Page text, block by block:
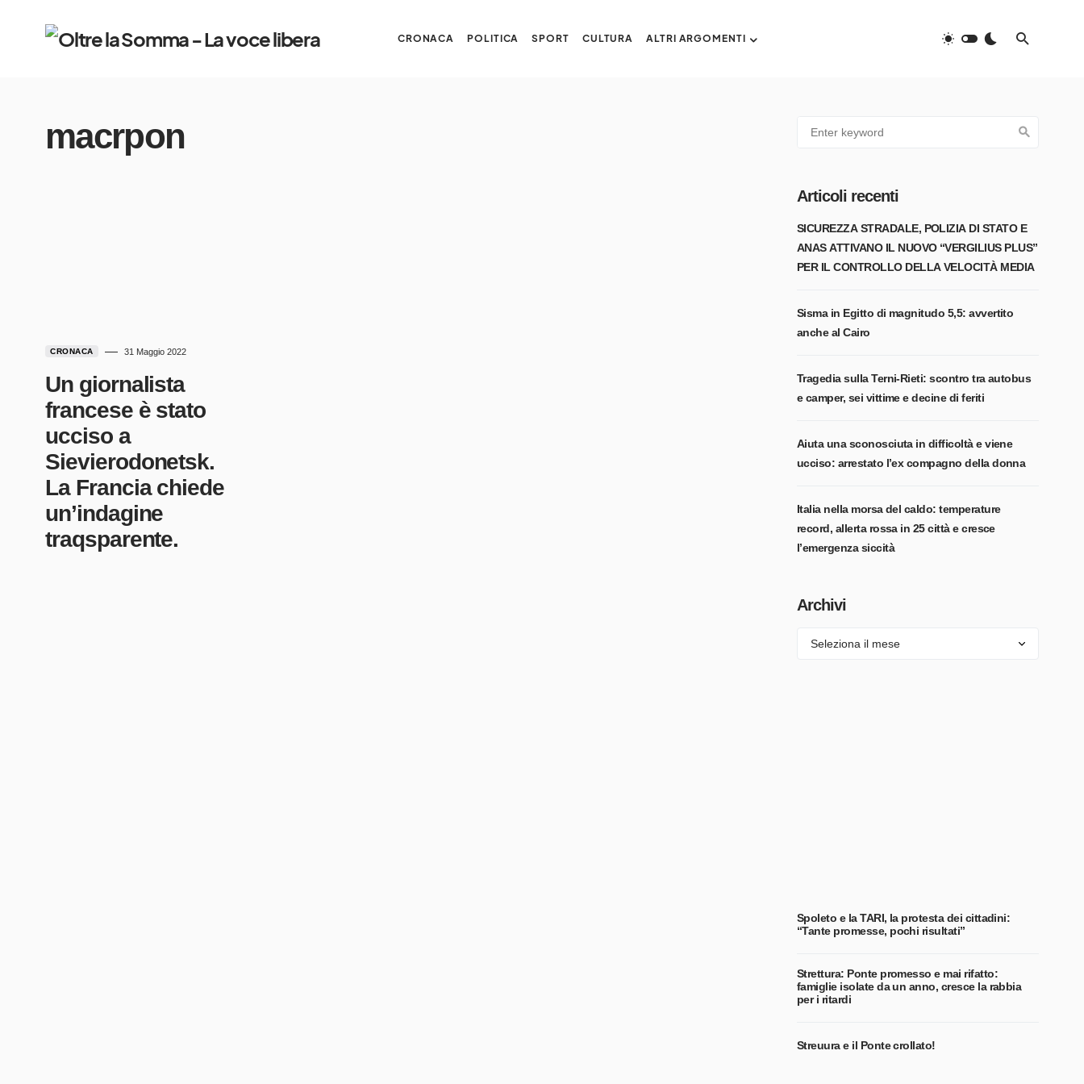
CRONACA POLITICA SPORT CULTURA ALTRI ARGOMENTI
macrpon
CRONACA 31 Maggio 2022
Un giornalista
francese è stato
ucciso a
Sievierodonetsk.
La Francia chiede
un’indagine
traqsparente.
Articoli recenti
SICUREZZA STRADALE, POLIZIA DI STATO E
ANAS ATTIVANO IL NUOVO “VERGILIUS PLUS”
PER IL CONTROLLO DELLA VELOCITÀ MEDIA
Sisma in Egitto di magnitudo 5,5: avvertito
anche al Cairo
Tragedia sulla Terni-Rieti: scontro tra autobus
e camper, sei vittime e decine di feriti
Aiuta una sconosciuta in difficoltà e viene
ucciso: arrestato l’ex compagno della donna
Italia nella morsa del caldo: temperature
record, allerta rossa in 25 città e cresce
l’emergenza siccità
Archivi
Spoleto e la TARI, la protesta dei cittadini:
“Tante promesse, pochi risultati”
Strettura: Ponte promesso e mai rifatto:
famiglie isolate da un anno, cresce la rabbia
per i ritardi
Streuura e il Ponte crollato!